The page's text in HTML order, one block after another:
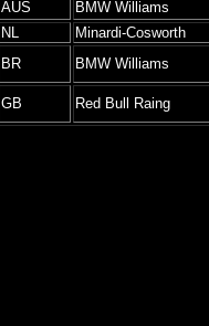
AUS BMW Williams
NL Minardi-Cosworth
BR BMW Williams
GB Red Bull Raing